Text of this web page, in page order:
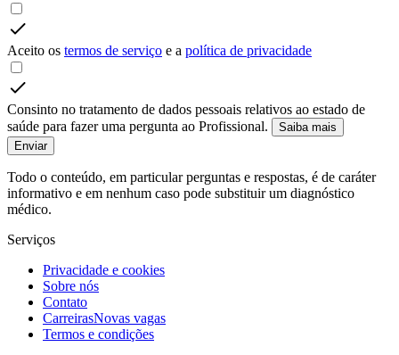
Aceito os termos de serviço e a política de privacidade
Consinto no tratamento de dados pessoais relativos ao estado de
saúde para fazer uma pergunta ao Profissional.
Saiba mais
Enviar
Todo o conteúdo, em particular perguntas e respostas, é de caráter
informativo e em nenhum caso pode substituir um diagnóstico
médico.
Serviços
Privacidade e cookies
Sobre nós
Contato
CarreirasNovas vagas
Termos e condições